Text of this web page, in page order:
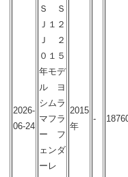
2026-
06-24
Ｓ Ｓ
Ｊ１２
Ｊ ２
０１５
年モデ
ル ヨ
シムラ
マフラ
ー フ
ェンダ
ーレ
2015
年
-